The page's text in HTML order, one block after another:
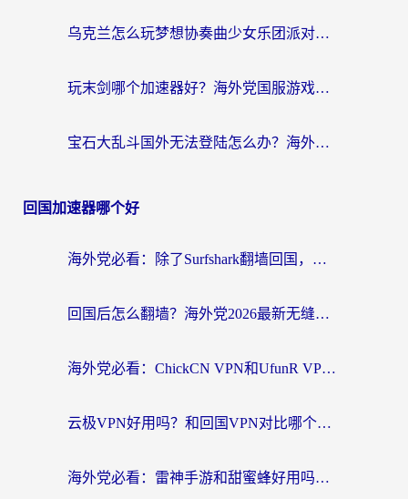
乌克兰怎么玩梦想协奏曲少女乐团派对？海外党国服游戏加速全攻略（附欧洲重生细胞荒野行动不卡技巧）
玩末剑哪个加速器好？海外党国服游戏畅玩终极指南（附3款热门游戏实测）
宝石大乱斗国外无法登陆怎么办？海外玩家专属加速指南（附穿越火线原野传说解决方案）
回国加速器哪个好
海外党必看：除了Surfshark翻墙回国，这些加速器选择技巧你真的懂吗？
回国后怎么翻墙？海外党2026最新无缝访问国内资源全攻略（附对比实测）
海外党必看：ChickCN VPN和UfunR VPN对比哪个回国效果更好？附实用选择指南
云极VPN好用吗？和回国VPN对比哪个回国效果更好？海外党亲测避坑指南
海外党必看：雷神手游和甜蜜蜂好用吗？3步选对回国加速器无缝刷国内资源